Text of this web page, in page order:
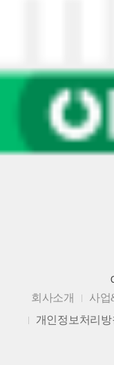
회사소개
사업
개인정보처리방